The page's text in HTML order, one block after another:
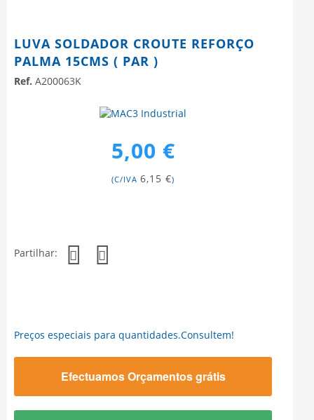
LUVA SOLDADOR CROUTE REFORÇO
PALMA 15CMS ( PAR )
Ref. A200063K
5,00 €
(C/IVA 6,15 €)
Partilhar:
Preços especiais para quantidades.Consultem!
Efectuamos Orçamentos grátis